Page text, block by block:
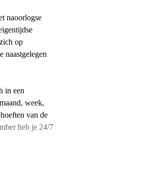
naoorlogse
op
naastgelegen
in een
week,
van de
heb je 24/7